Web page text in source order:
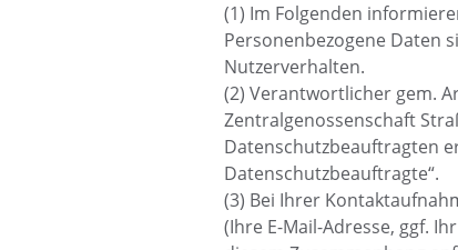
(1) Im Folgenden
Personenbezogene Daten
Nutzerverhalten.
(2) Verantwortlicher gem.
Zentralgenossenschaft
Datenschutzbeauftragten
Datenschutzbeauftragte“.
(3) Bei Ihrer
(Ihre E-Mail-Adresse, ggf.